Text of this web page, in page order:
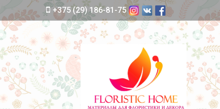
+375 (29) 186-81-75